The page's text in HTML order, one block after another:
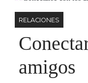
RELACIONES
amigos